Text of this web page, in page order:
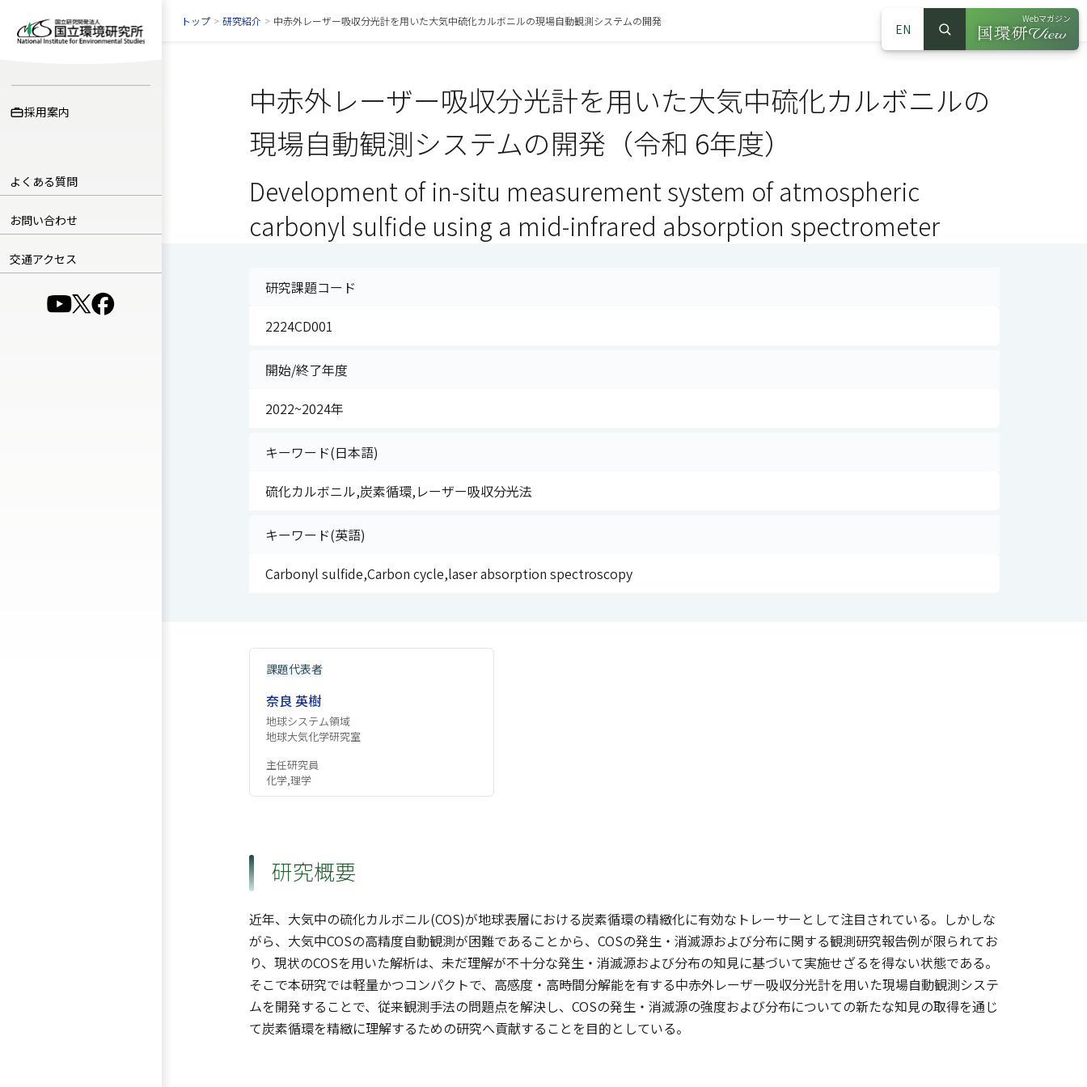
採用案内
よくある質問
お問い合わせ
交通アクセス
（別ウインドウで開きます）
（別ウインドウで開きます）
（別ウインドウで開きます）
EN
サイト内検索
検索
Webマガジン
（別ウインドウ
トップ > 研究紹介 > 中赤外レーザー吸収分光計を用いた大気中硫化カルボニルの現場自動観測システムの開発
中赤外レーザー吸収分光計を用いた大気中硫化カルボニルの
現場自動観測システムの開発（令和 6年度）
Development of in-situ measurement system of atmospheric
carbonyl sulfide using a mid-infrared absorption spectrometer
研究課題コード
2224CD001
開始/終了年度
2022~2024年
キーワード(日本語)
硫化カルボニル,炭素循環,レーザー吸収分光法
キーワード(英語)
Carbonyl sulfide,Carbon cycle,laser absorption spectroscopy
課題代表者
奈良 英樹
地球システム領域
地球大気化学研究室
主任研究員
化学,理学
研究概要
近年、大気中の硫化カルボニル(COS)が地球表層における炭素循環の精緻化に有効なトレーサーとして注目されている。しかしな
がら、大気中COSの高精度自動観測が困難であることから、COSの発生・消滅源および分布に関する観測研究報告例が限られてお
り、現状のCOSを用いた解析は、未だ理解が不十分な発生・消滅源および分布の知見に基づいて実施せざるを得ない状態である。
そこで本研究では軽量かつコンパクトで、高感度・高時間分解能を有する中赤外レーザー吸収分光計を用いた現場自動観測システ
ムを開発することで、従来観測手法の問題点を解決し、COSの発生・消滅源の強度および分布についての新たな知見の取得を通じ
て炭素循環を精緻に理解するための研究へ貢献することを目的としている。